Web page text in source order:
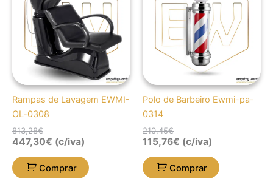
Rampas de Lavagem EWMI-
OL-0308
813,28€
era:
813,28€.
é:
447,30€.
447,30€ (c/iva)
Comprar
Polo de Barbeiro Ewmi-pa-
0314
210,45€
era:
210,45€.
é:
115,76€.
115,76€ (c/iva)
Comprar